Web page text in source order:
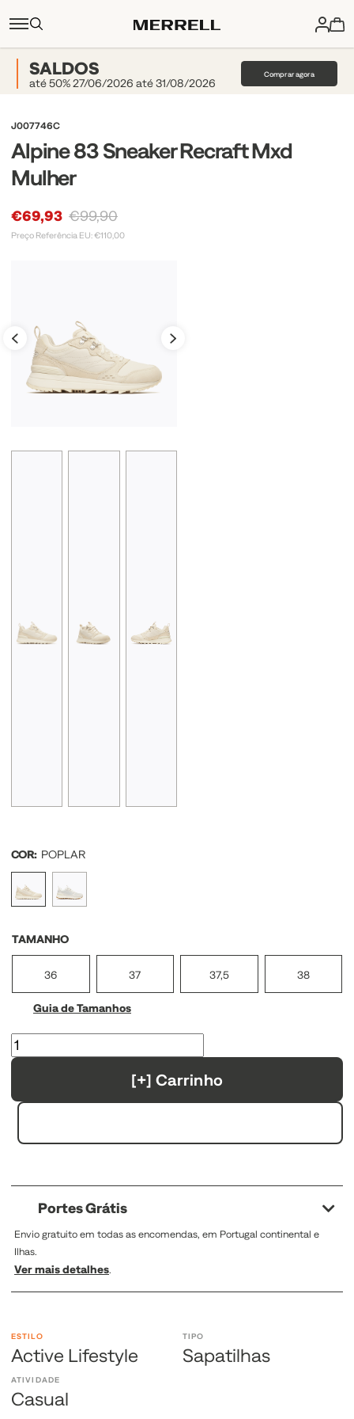
SALDOS
até 50% 27/06/2026 até 31/08/2026
Comprar agora
ESTILO
Active Lifestyle
TIPO
Sapatilhas
ATIVIDADE
Casual
J007746C
Alpine 83 Sneaker Recraft Mxd
Mulher
€69,93 €99,90
Preço Referência EU: €110,00
COR: POPLAR
TAMANHO
36 37 37,5 38
Guia de Tamanhos
[+] Carrinho
Portes Grátis
Envio gratuito em todas as encomendas, em Portugal continental e
Ilhas.
Ver mais detalhes.